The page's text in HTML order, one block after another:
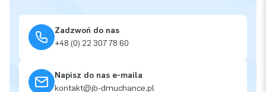
Zadzwoń do nas
+48 (0) 22 307 78 60
Napisz do nas e-maila
kontakt@jb-dmuchance.pl